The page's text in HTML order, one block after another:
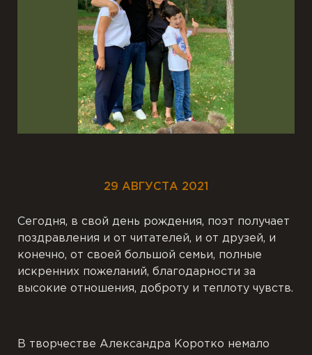
29 АВГУСТА 2021
Сегодня, в свой день рождения, поэт получает
поздравления и от читателей, и от друзей, и
конечно, от своей большой семьи, полные
искренних пожеланий, благодарности за
высокие отношения, доброту и теплоту чувств.
В творчестве Александра Коротко немало